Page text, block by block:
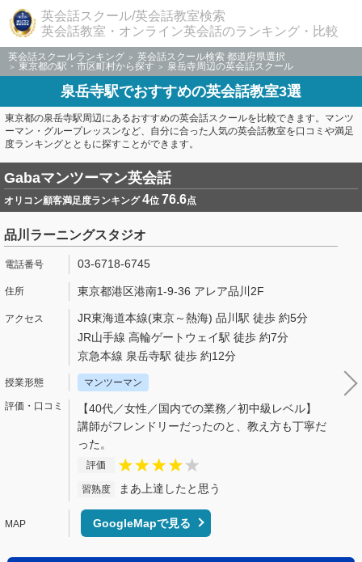
英会話スクール/英会話教室検索
英会話教室・オンライン英会話のランキング・比較
英会話スクールランキング
英会話スクール検索 都道府県選択
東京都の駅・市区町村から探す
泉岳寺周辺の英会話スクール
泉岳寺駅でおすすめの英会話教室3選
東京都の泉岳寺駅周辺にあるおすすめの英会話スクールを比較できます。マンツ
ーマン・グループレッスンなど、自分に合った人気の英会話教室を口コミや満足
度ランキングとともに探すことができます。
Gabaマンツーマン英会話
オリコン顧客満足度ランキング4位 76.6点
品川ラーニングスタジオ
03-6718-6745
東京都港区港南1-9-36 アレア品川2F
JR東海道本線(東京～熱海) 品川駅 徒歩 約5分
JR山手線 高輪ゲートウェイ駅 徒歩 約7分
京急本線 泉岳寺駅 徒歩 約12分
マンツーマン
【40代／女性／国内での業務／初中級レベル】
講師がフレンドリーだったのと、教え方も丁寧だ
った。
評価
習熟度 まあ上達したと思う
GoogleMapで見る